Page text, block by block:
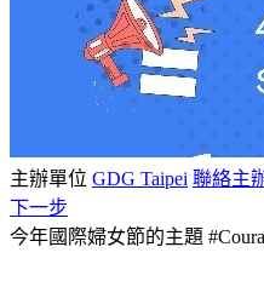
主辦單位 GDG Taipei 聯絡主
下一步
今年國際婦女節的主題